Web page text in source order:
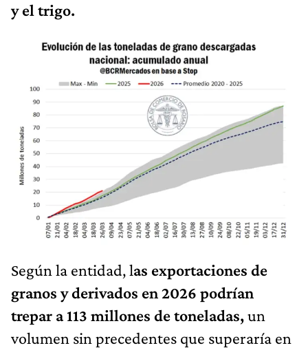
y el trigo.
Según la entidad, las exportaciones de
granos y derivados en 2026 podrían
trepar a 113 millones de toneladas,un
volumen sin precedentes que superaría en